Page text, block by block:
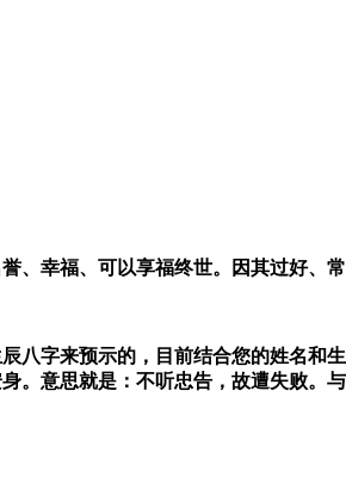
幸福、可以享福终世。因其过好、常
八字来预示的，目前结合您的姓名和
意思就是：不听忠告，故遭失败。